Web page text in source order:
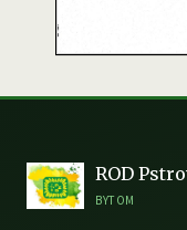
ROD
BYTOM